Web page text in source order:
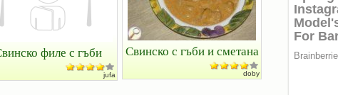
филе с гъби
jufa
Свинско с гъби и сметана
doby
Зелена